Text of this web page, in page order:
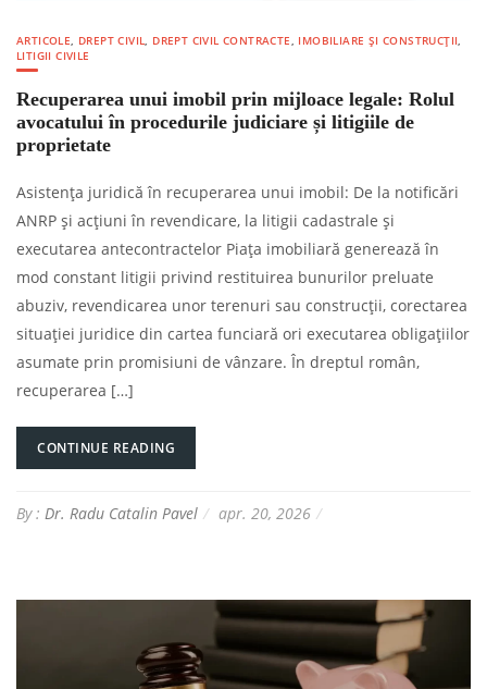
ARTICOLE, DREPT CIVIL, DREPT CIVIL CONTRACTE, IMOBILIARE ȘI CONSTRUCȚII,
LITIGII CIVILE
Recuperarea unui imobil prin mijloace legale: Rolul
avocatului în procedurile judiciare și litigiile de
proprietate
Asistența juridică în recuperarea unui imobil: De la notificări
ANRP și acțiuni în revendicare, la litigii cadastrale și
executarea antecontractelor Piața imobiliară generează în
mod constant litigii privind restituirea bunurilor preluate
abuziv, revendicarea unor terenuri sau construcții, corectarea
situației juridice din cartea funciară ori executarea obligațiilor
asumate prin promisiuni de vânzare. În dreptul român,
recuperarea […]
CONTINUE READING
By : Dr. Radu Catalin Pavel apr. 20, 2026